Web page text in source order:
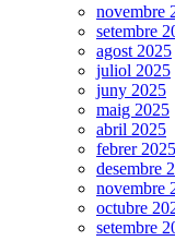
novembre
setembre
agost 2025
juliol 2025
juny 2025
maig 2025
abril 2025
febrer 2025
desembre
novembre
octubre
setembre